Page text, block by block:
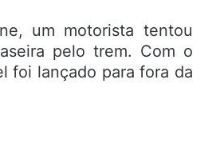
um motorista tentou
pelo trem. Com o
foi lançado para fora da